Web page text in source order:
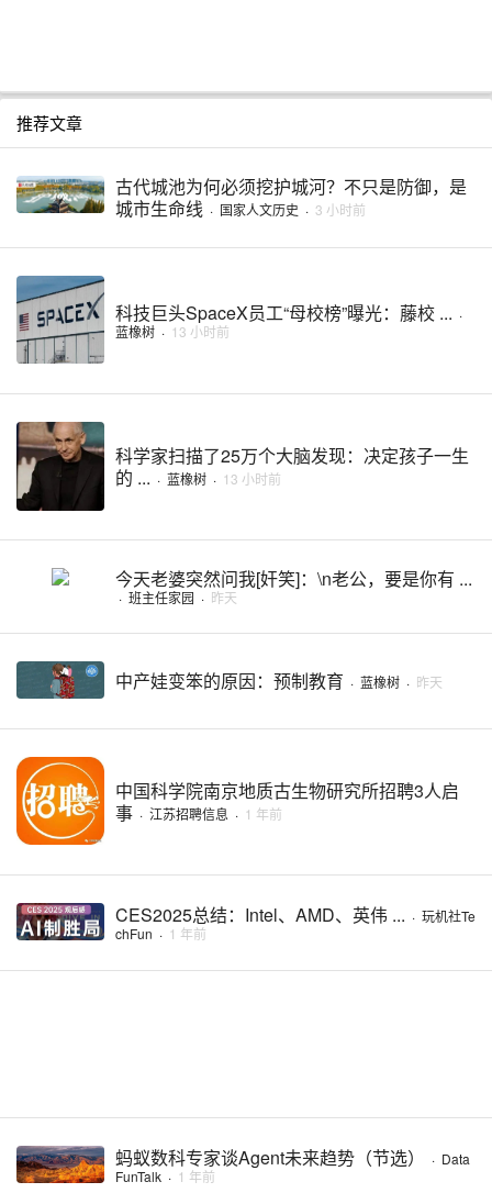
推荐文章
古代城池为何必须挖护城河？不只是防御，是
城市生命线 · 国家人文历史 · 3 小时前
科技巨头SpaceX员工“母校榜”曝光：藤校 ... ·
蓝橡树 · 13 小时前
科学家扫描了25万个大脑发现：决定孩子一生
的 ... · 蓝橡树 · 13 小时前
今天老婆突然问我[奸笑]：\n老公，要是你有 ...
· 班主任家园 · 昨天
中产娃变笨的原因：预制教育 · 蓝橡树 · 昨天
中国科学院南京地质古生物研究所招聘3人启
事 · 江苏招聘信息 · 1 年前
CES2025总结：Intel、AMD、英伟 ... · 玩机社Te
chFun · 1 年前
蚂蚁数科专家谈Agent未来趋势（节选） · Data
FunTalk · 1 年前